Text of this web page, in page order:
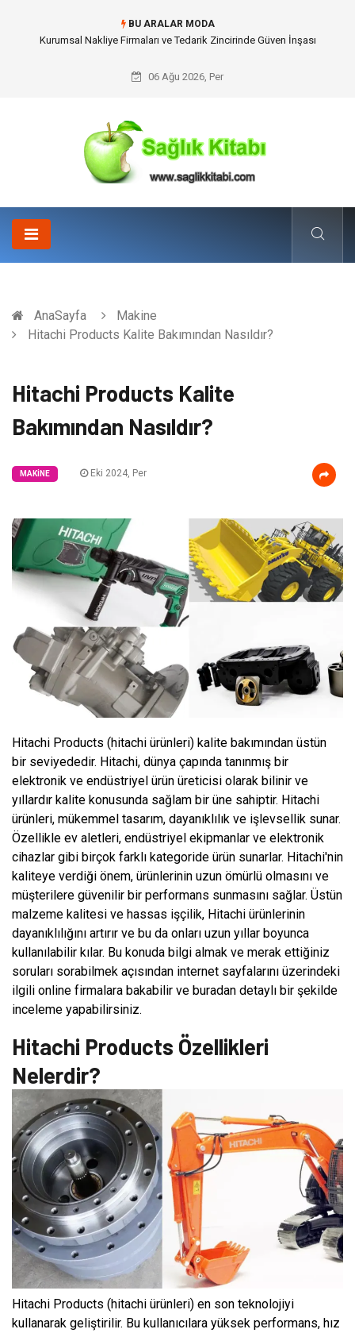
BU ARALAR MODA
Dalaman Kalkan Transfer: Kişiselleştirilmiş Hizmet Ve Uç Nokta Konforu
06 Ağu 2026, Per
AnaSayfa
Makine
Hitachi Products Kalite Bakımından Nasıldır?
Hitachi Products Kalite
Bakımından Nasıldır?
MAKINE Eki 2024, Per
Hitachi Products (hitachi ürünleri) kalite bakımından üstün
bir seviyededir. Hitachi, dünya çapında tanınmış bir
elektronik ve endüstriyel ürün üreticisi olarak bilinir ve
yıllardır kalite konusunda sağlam bir üne sahiptir. Hitachi
ürünleri, mükemmel tasarım, dayanıklılık ve işlevsellik sunar.
Özellikle ev aletleri, endüstriyel ekipmanlar ve elektronik
cihazlar gibi birçok farklı kategoride ürün sunarlar. Hitachi'nin
kaliteye verdiği önem, ürünlerinin uzun ömürlü olmasını ve
müşterilere güvenilir bir performans sunmasını sağlar. Üstün
malzeme kalitesi ve hassas işçilik, Hitachi ürünlerinin
dayanıklılığını artırır ve bu da onları uzun yıllar boyunca
kullanılabilir kılar. Bu konuda bilgi almak ve merak ettiğiniz
soruları sorabilmek açısından internet sayfalarını üzerindeki
ilgili online firmalara bakabilir ve buradan detaylı bir şekilde
inceleme yapabilirsiniz.
Hitachi Products Özellikleri
Nelerdir?
Hitachi Products (hitachi ürünleri) en son teknolojiyi
kullanarak geliştirilir. Bu kullanıcılara yüksek performans, hız